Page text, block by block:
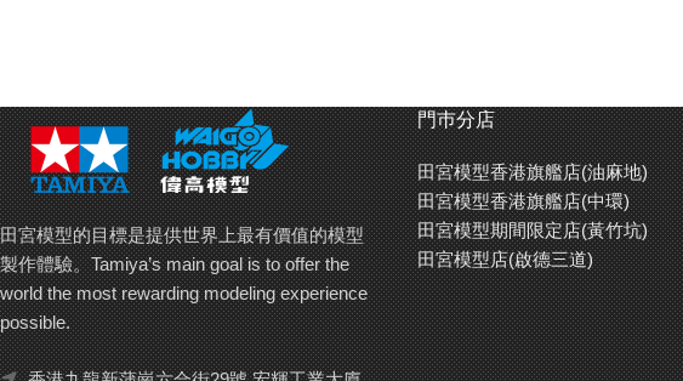
田宮模型的目標是提供世界上最有價值的模型
製作體驗。Tamiya’s main goal is to offer the
world the most rewarding modeling experience
possible.
門巿分店
田宮模型香港旗艦店(油麻地)
田宮模型香港旗艦店(中環)
田宮模型期間限定店(黃竹坑)
田宮模型店(啟德三道)